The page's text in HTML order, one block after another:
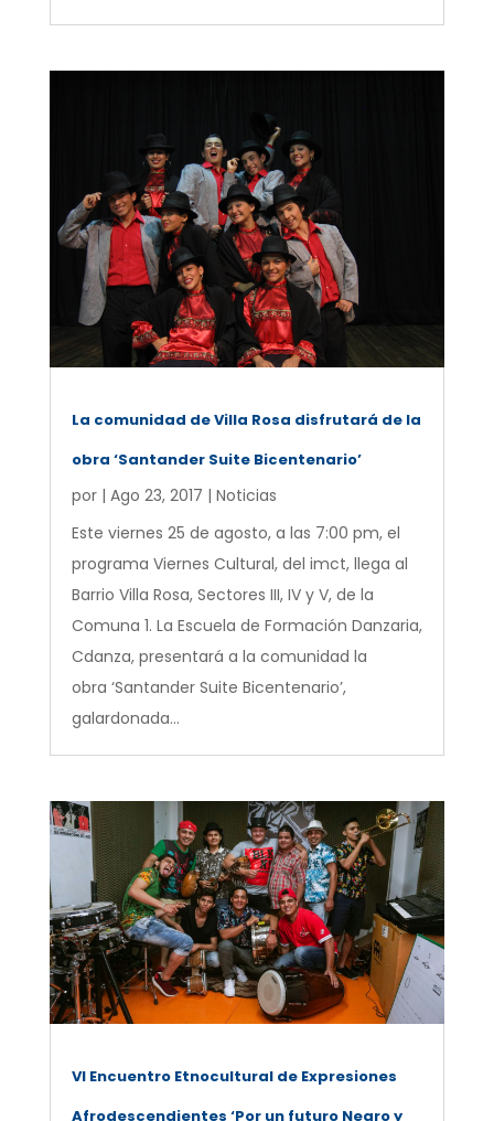
La comunidad de Villa Rosa disfrutará de la
obra ‘Santander Suite Bicentenario’
por | Ago 23, 2017 | Noticias
Este viernes 25 de agosto, a las 7:00 pm, el
programa Viernes Cultural, del imct, llega al
Barrio Villa Rosa, Sectores III, IV y V, de la
Comuna 1. La Escuela de Formación Danzaria,
Cdanza, presentará a la comunidad la
obra ‘Santander Suite Bicentenario’,
galardonada...
VI Encuentro Etnocultural de Expresiones
Afrodescendientes ‘Por un futuro Negro y